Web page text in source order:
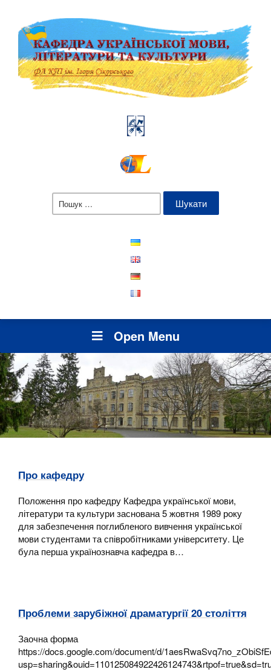
Пошук:
Open Menu
Про кафедру
Положення про кафедру Кафедра української мови,
літератури та культури заснована 5 жовтня 1989 року
для забезпечення поглибленого вивчення української
мови студентами та співробітниками університету. Це
була перша українознавча кафедра в…
Проблеми зарубіжної драматургії 20 століття
Заочна форма
https://docs.google.com/document/d/